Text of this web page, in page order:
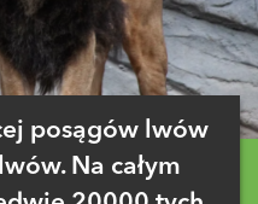
posągów lwów
Na całym